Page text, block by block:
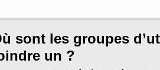
sont les groupes
un ?